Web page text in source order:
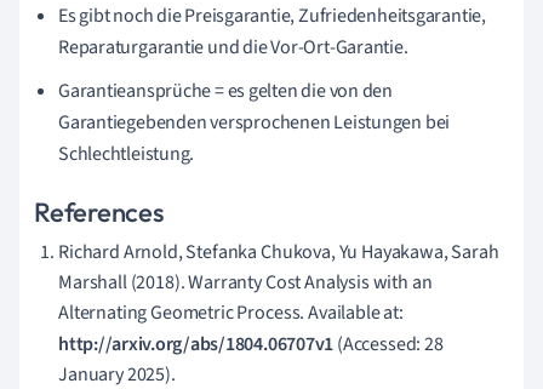
Es gibt noch die Preisgarantie, Zufriedenheitsgarantie,
Reparaturgarantie und die Vor-Ort-Garantie.
Garantieansprüche = es gelten die von den
Garantiegebendenversprochenen Leistungen bei
Schlechtleistung.
References
Richard Arnold, Stefanka Chukova, Yu Hayakawa, Sarah
Marshall (2018). Warranty Cost Analysis with an
Alternating Geometric Process. Available at:
http://arxiv.org/abs/1804.06707v1(Accessed: 28
January 2025).